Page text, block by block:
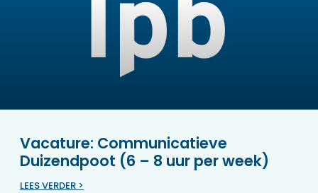
Vacature: Communicatieve
Duizendpoot (6 – 8 uur per week)
LEES VERDER >